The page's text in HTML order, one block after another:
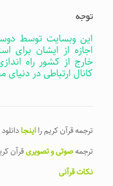
توجه
این وبسایت توسط
اجازه از ایشان برای
خارج از کشور راه
کانال ارتباطی در
ترجمه قرآن کریم را اینجا
ترجمهصوتی و تصویریقرآن
نکات قرآنی